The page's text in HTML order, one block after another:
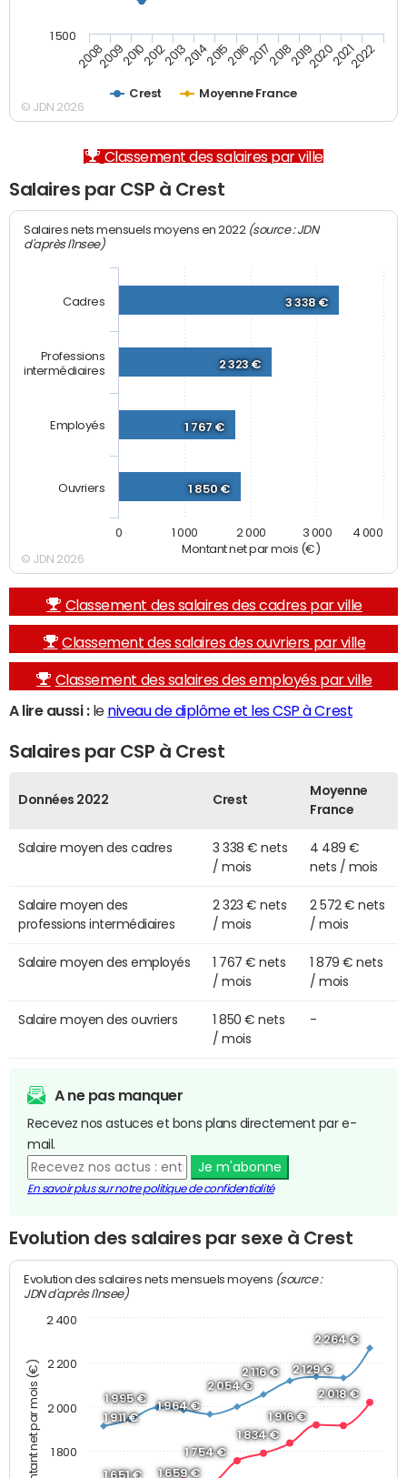
Crest Moyenne France
20082009201020122013201420152016201720182019202020212022
1 500
© JDN 2026
Classement des salaires par ville
Salaires par CSP à Crest
Montant net par mois (€)
Salaires nets mensuels moyens en 2022 (source : JDN
d'après l'Insee)
3 338 €
2 323 €
1 767 €
1 850 €
Cadres
Professions
intermédiaires
Employés
Ouvriers
0 1 000 2 000 3 000 4 000
© JDN 2026
Classement des salaires des cadres par ville
Classement des salaires des ouvriers par ville
Classement des salaires des employés par ville
A lire aussi :le niveau de diplôme et les CSP à Crest
Salaires par CSP à Crest
Données 2022 Crest
Moyenne
France
Salaire moyen des cadres
3 338 € nets
/ mois
4 489 €
nets / mois
Salaire moyen des
professions intermédiaires
2 323 € nets
/ mois
2 572 € nets
/ mois
Salaire moyen des employés
1 767 € nets
/ mois
1 879 € nets
/ mois
Salaire moyen des ouvriers
1 850 € nets
/ mois
-
A ne pas manquer
Recevez nos astuces et bons plans directement par e-
mail.
Je m'abonne
En savoir plus sur notre politique de confidentialité
Evolution des salaires par sexe à Crest
Montant net par mois (€)
Evolution des salaires nets mensuels moyens (source :
JDN d'après l'Insee)
1 651 € 1 659 €
1 754 €
1 834 €
1 916 €
2 018 €
1 911 €
1 995 €
1 964 €
2 054 €
2 116 € 2 129 €
2 264 €
1 800
2 000
2 200
2 400